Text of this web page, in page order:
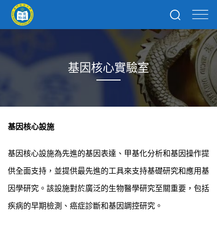
基因核心實驗室
基因核心設施
基因核心設施為先進的基因表達、甲基化分析和基因操作提
供全面支持，並提供最先進的工具來支持基礎研究和應用基
因學研究。該設施對於廣泛的生物醫學研究至關重要，包括
疾病的早期檢測、癌症診斷和基因調控研究。